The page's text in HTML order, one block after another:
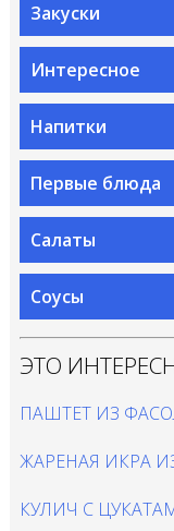
Закуски
Интересное
Напитки
Первые блюда
Салаты
Соусы
ЭТО
ПАШТЕТ ИЗ
ЖАРЕНАЯ ИКРА
КУЛИЧ С